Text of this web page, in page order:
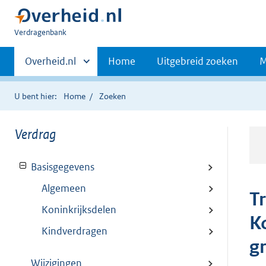
U
hier:
Verdragenbank
Primaire
navigatie
Andere
sites
binnen
Overheid.nl Home Uitgebreid zoeken
U bent hier: Home Zoeken
Verdrag
Basisgegevens
Algemeen
Koninkrijksdelen
Kindverdragen
Wijzigingen